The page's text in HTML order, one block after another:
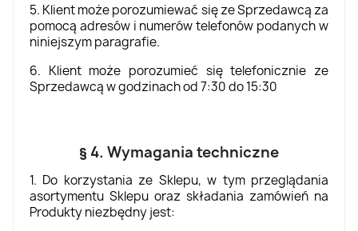
5. Klient może porozumiewać się ze Sprzedawcą za
pomocą adresów i numerów telefonów podanych w
niniejszym paragrafie.
6. Klient może porozumieć się telefonicznie ze
Sprzedawcą w godzinach od 7:30 do 15:30
§ 4. Wymagania techniczne
1. Do korzystania ze Sklepu, w tym przeglądania
asortymentu Sklepu oraz składania zamówień na
Produkty niezbędny jest: